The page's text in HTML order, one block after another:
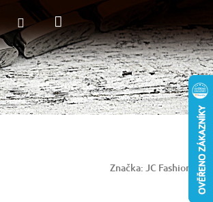
PřihlášeníNákupní
košík
Značka: JC Fashion